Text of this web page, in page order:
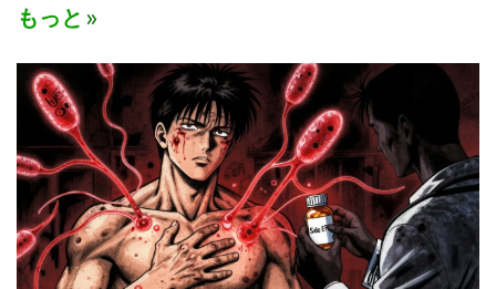
もっと